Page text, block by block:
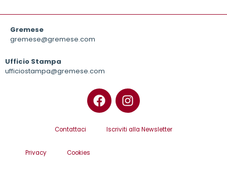
Gremese
gremese@gremese.com
Ufficio Stampa
ufficiostampa@gremese.com
Contattaci Iscriviti alla Newsletter
Privacy Cookies